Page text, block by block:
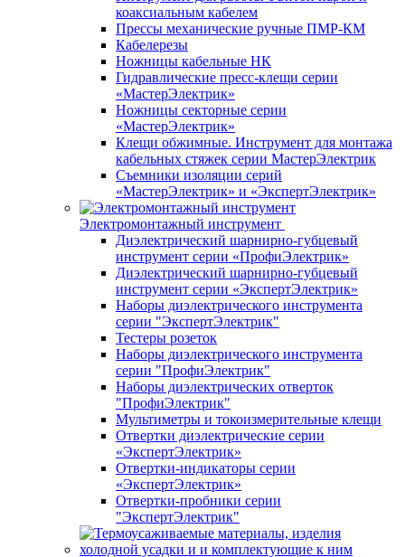
коаксиальным кабелем
Прессы механические ручные ПМР-КМ
Кабелерезы
Ножницы кабельные НК
Гидравлические пресс-клещи серии
«МастерЭлектрик»
Ножницы секторные серии
«МастерЭлектрик»
Клещи обжимные. Инструмент для монтажа
кабельных стяжек серии МастерЭлектрик
Съемники изоляции серий
«МастерЭлектрик» и «ЭкспертЭлектрик»
Электромонтажный инструмент
Диэлектрический шарнирно-губцевый
инструмент серии «ПрофиЭлектрик»
Диэлектрический шарнирно-губцевый
инструмент серии «ЭкспертЭлектрик»
Наборы диэлектрического инструмента
серии "ЭкспертЭлектрик"
Тестеры розеток
Наборы диэлектрического инструмента
серии "ПрофиЭлектрик"
Наборы диэлектрических отверток
"ПрофиЭлектрик"
Мультиметры и токоизмерительные клещи
Отвертки диэлектрические серии
«ЭкспертЭлектрик»
Отвертки-индикаторы серии
«ЭкспертЭлектрик»
Отвертки-пробники серии
"ЭкспертЭлектрик"